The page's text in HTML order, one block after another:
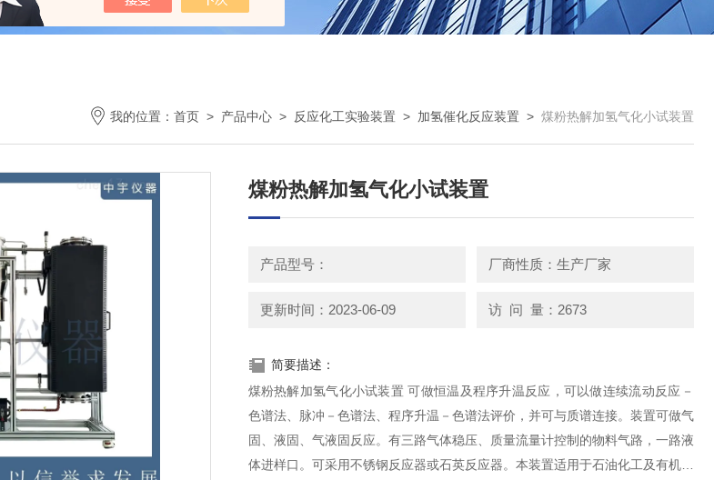
我的位置： 首页 > 产品中心 > 反应化工实验装置 > 加氢催化反应装置 > 煤粉热解加氢气化小试装置
煤粉热解加氢气化小试装置
产品型号： 厂商性质：生产厂家
更新时间：2023-06-09 访 问 量：2673
简要描述：
煤粉热解加氢气化小试装置 可做恒温及程序升温反应，可以做连续流动反应－
色谱法、脉冲－色谱法、程序升温－色谱法评价，并可与质谱连接。装置可做气
固、液固、气液固反应。有三路气体稳压、质量流量计控制的物料气路，一路液
体进样口。可采用不锈钢反应器或石英反应器。本装置适用于石油化工及有机化